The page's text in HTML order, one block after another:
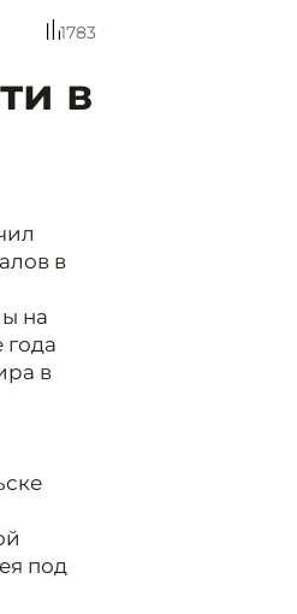
1783
в
в
на
года
в
под